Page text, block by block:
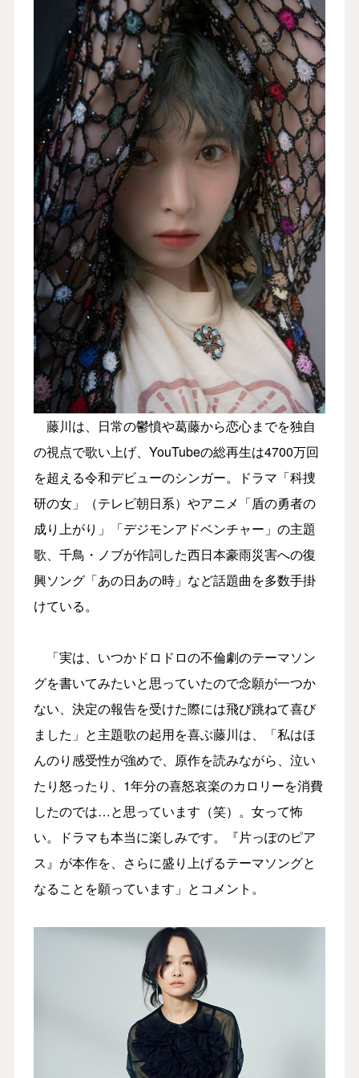
藤川は、日常の鬱憤や葛藤から恋心までを独自
の視点で歌い上げ、YouTubeの総再生は4700万回
を超える令和デビューのシンガー。ドラマ「科捜
研の女」（テレビ朝日系）やアニメ「盾の勇者の
成り上がり」「デジモンアドベンチャー」の主題
歌、千鳥・ノブが作詞した西日本豪雨災害への復
興ソング「あの日あの時」など話題曲を多数手掛
けている。
「実は、いつかドロドロの不倫劇のテーマソン
グを書いてみたいと思っていたので念願が一つか
ない、決定の報告を受けた際には飛び跳ねて喜び
ました」と主題歌の起用を喜ぶ藤川は、「私はほ
んのり感受性が強めで、原作を読みながら、泣い
たり怒ったり、1年分の喜怒哀楽のカロリーを消費
したのでは…と思っています（笑）。女って怖
い。ドラマも本当に楽しみです。『片っぽのピア
ス』が本作を、さらに盛り上げるテーマソングと
なることを願っています」とコメント。